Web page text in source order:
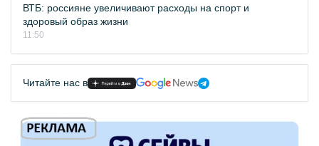
ВТБ: россияне увеличивают расходы на спорт и
здоровый образ жизни
11:50
Читайте нас в